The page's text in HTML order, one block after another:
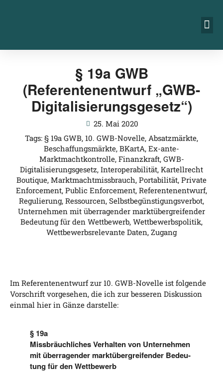
§ 19a GWB
(Referentenentwurf „GWB-
Digitalisierungsgesetz“)
25. Mai 2020
Tags: § 19a GWB, 10. GWB-Novelle, Absatzmärkte,
Beschaffungsmärkte, BKartA, Ex-ante-
Marktmachtkontrolle, Finanzkraft, GWB-
Digitalisierungsgesetz, Interoperabilität, Kartellrecht
Boutique, Marktmachtmissbrauch, Portabilität, Private
Enforcement, Public Enforcement, Referentenentwurf,
Regulierung, Ressourcen, Selbstbegünstigungsverbot,
Unternehmen mit überragender marktübergreifender
Bedeutung für den Wettbewerb, Wettbewerbspolitik,
Wettbewerbsrelevante Daten, Zugang
Im Refe­ren­ten­ent­wurf zur 10. GWB-Novel­le ist fol­gen­de
Vor­schrift vor­ge­se­hen, die ich zur bes­se­ren Dis­kus­si­on
ein­mal hier in Gän­ze darstelle:
§ 19a
Miss­bräuch­li­ches Ver­hal­ten von Unter­neh­men
mit über­ra­gen­der markt­über­grei­fen­der Bedeu­
tung für den Wettbewerb